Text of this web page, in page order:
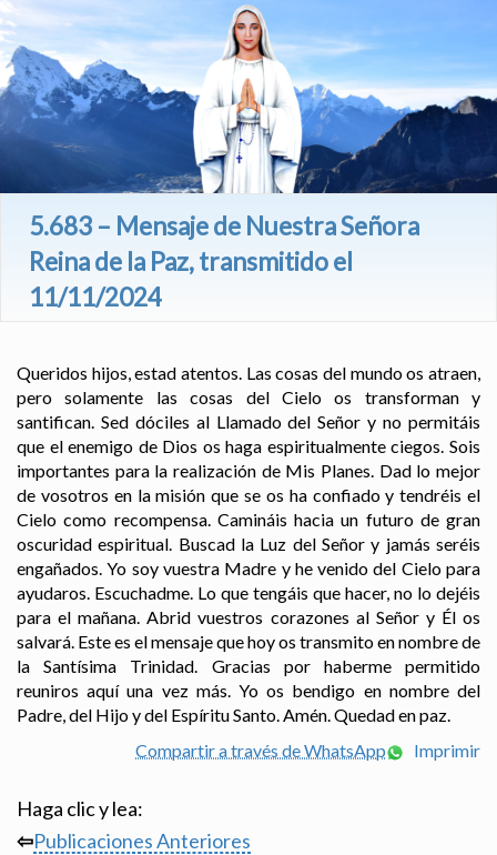
5.683 – Mensaje de Nuestra Señora
Reina de la Paz, transmitido el
11/11/2024
Queridos hijos, estad atentos. Las cosas del mundo os atraen,
pero solamente las cosas del Cielo os transforman y
santifican. Sed dóciles al Llamado del Señor y no permitáis
que el enemigo de Dios os haga espiritualmente ciegos. Sois
importantes para la realización de Mis Planes. Dad lo mejor
de vosotros en la misión que se os ha confiado y tendréis el
Cielo como recompensa. Camináis hacia un futuro de gran
oscuridad espiritual. Buscad la Luz del Señor y jamás seréis
engañados. Yo soy vuestra Madre y he venido del Cielo para
ayudaros. Escuchadme. Lo que tengáis que hacer, no lo dejéis
para el mañana. Abrid vuestros corazones al Señor y Él os
salvará. Este es el mensaje que hoy os transmito en nombre de
la Santísima Trinidad. Gracias por haberme permitido
reuniros aquí una vez más. Yo os bendigo en nombre del
Padre, del Hijo y del Espíritu Santo. Amén. Quedad en paz.
Compartir a través de WhatsApp
Imprimir
Haga clic y lea:
⇦Publicaciones Anteriores